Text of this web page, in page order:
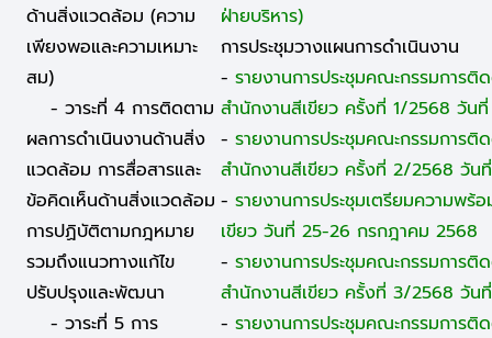
ด้านสิ่งแวดล้อม (ความ
เพียงพอและความเหมาะ
สม)
- วาระที่ 4 การติดตาม
ผลการดำเนินงานด้านสิ่ง
แวดล้อม การสื่อสารและ
ข้อคิดเห็นด้านสิ่งแวดล้อม
การปฏิบัติตามกฎหมาย
รวมถึงแนวทางแก้ไข
ปรับปรุงและพัฒนา
- วาระที่ 5 การ
ฝ่ายบริหาร)
การประชุมวางแผนการดำเนินงาน
- รายงานการประชุมคณะกรรมการติ
สำนักงานสีเขียว ครั้งที่ 1/2568 วัน
- รายงานการประชุมคณะกรรมการติ
สำนักงานสีเขียว ครั้งที่ 2/2568 วั
- รายงานการประชุมเตรียมความพร้
เขียว วันที่ 25-26 กรกฎาคม 2568
- รายงานการประชุมคณะกรรมการติ
สำนักงานสีเขียว ครั้งที่ 3/2568 วัน
- รายงานการประชุมคณะกรรมการติ